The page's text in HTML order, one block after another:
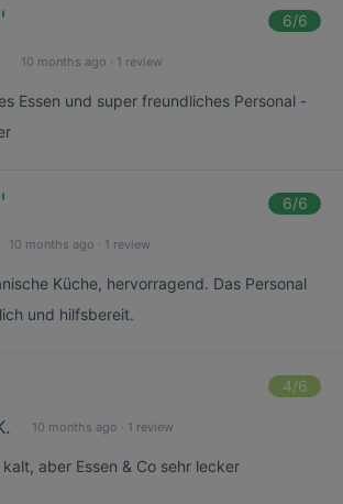
6/6
10 months ago · 1 review
Essen und super freundliches Personal -
6/6
10 months ago · 1 review
Küche, hervorragend. Das Personal
und hilfsbereit.
4/6
10 months ago · 1 review
kalt, aber Essen & Co sehr lecker